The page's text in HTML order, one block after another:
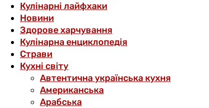
Кулінарні лайфхаки
Новини
Здорове харчування
Кулінарна енциклопедія
Страви
Кухні світу
Автентична українська кухня
Американська
Арабська